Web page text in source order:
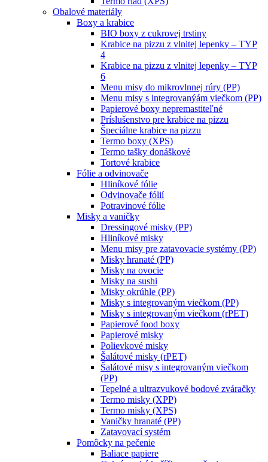
Obalové materiály
Boxy a krabice
BIO boxy z cukrovej trstiny
Krabice na pizzu z vlnitej lepenky – TYP
4
Krabice na pizzu z vlnitej lepenky – TYP
6
Menu misy do mikrovlnnej rúry (PP)
Menu misy s integrovanýám viečkom (PP)
Papierové boxy nepremastiteľné
Príslušenstvo pre krabice na pizzu
Špeciálne krabice na pizzu
Termo boxy (XPS)
Termo tašky donáškové
Tortové krabice
Fólie a odvinovače
Hliníkové fólie
Odvinovače fólií
Potravinové fólie
Misky a vaničky
Dressingové misky (PP)
Hliníkové misky
Menu misy pre zatavovacie systémy (PP)
Misky hranaté (PP)
Misky na ovocie
Misky na sushi
Misky okrúhle (PP)
Misky s integrovaným viečkom (PP)
Misky s integrovaným viečkom (rPET)
Papierové food boxy
Papierové misky
Polievkové misky
Šalátové misky (rPET)
Šalátové misy s integrovaným viečkom
(PP)
Tepelné a ultrazvukové bodové zváračky
Termo misky (XPP)
Termo misky (XPS)
Vaničky hranaté (PP)
Zatavovací systém
Pomôcky na pečenie
Baliace papiere